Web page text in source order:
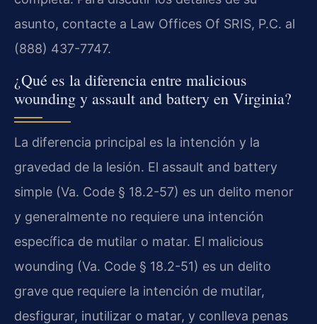
asunto, contacte a Law Offices Of SRIS, P.C. al
(888) 437-7747.
¿Qué es la diferencia entre malicious
wounding y assault and battery en Virginia?
La diferencia principal es la intención y la
gravedad de la lesión. El assault and battery
simple (Va. Code § 18.2-57) es un delito menor
y generalmente no requiere una intención
específica de mutilar o matar. El malicious
wounding (Va. Code § 18.2-51) es un delito
grave que requiere la intención de mutilar,
desfigurar, inutilizar o matar, y conlleva penas